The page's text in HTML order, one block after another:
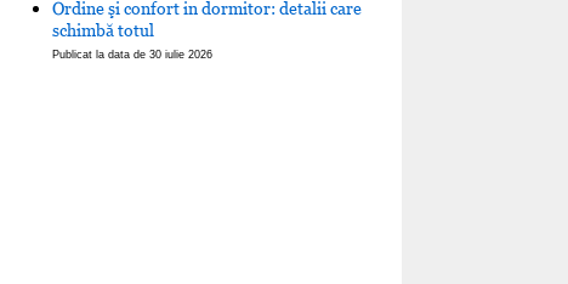
Ordine şi confort in dormitor: detalii care
schimbă totul
Publicat la data de 30 iulie 2026